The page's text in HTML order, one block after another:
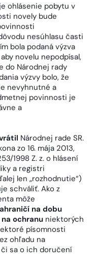
ohlásenie pobytu v
novely bude
nesúhlasu časti
bola podaná výzva
novelu nepodpísal,
do Národnej rady
výzvy bolo, že
nevyhnutné a
povinnosti je
a
Národnej rade SR.
zo 16. mája 2013,
1998 Z. z. o hlásení
a registri
len „rozhodnutie“)
schváliť. Ako z
môže
na dobu
ochranu niektorých
písomnosti
ohľadu na
sa o ich doručení